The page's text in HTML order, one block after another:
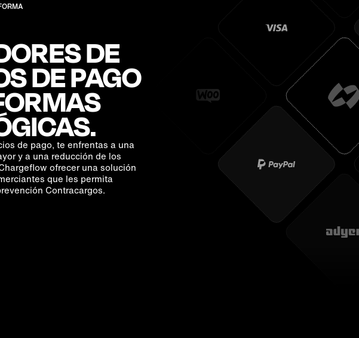
DE
DE PAGO
de pago, te enfrentas a una
y a una reducción de los
ofrecer una solución
que les permita
Contracargos.